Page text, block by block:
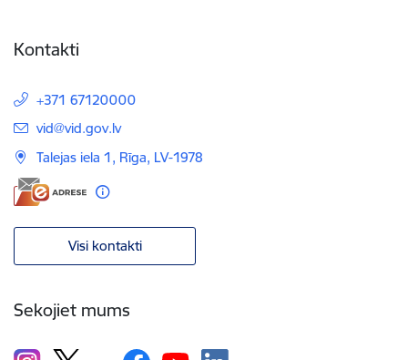
Kontakti
+371 67120000
E-pasts:
vid@vid.gov.lv
Talejas iela 1, Rīga, LV-1978
Visi kontakti
Sekojiet mums